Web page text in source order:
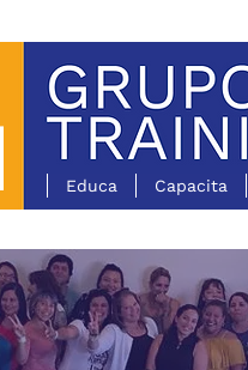
Educa Capacita